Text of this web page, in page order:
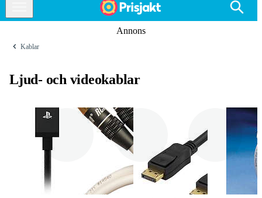
Annons
Kablar
Ljud- och videokablar
RCA ( Cinch ) DisplayPort